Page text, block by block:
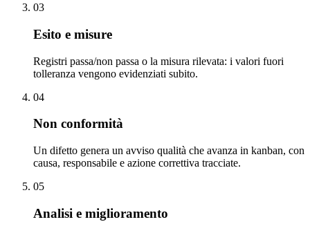
03
Esito e misure
Registri passa/non passa o la misura rilevata: i valori fuori
tolleranza vengono evidenziati subito.
04
Non conformità
Un difetto genera un avviso qualità che avanza in kanban, con
causa, responsabile e azione correttiva tracciate.
05
Analisi e miglioramento